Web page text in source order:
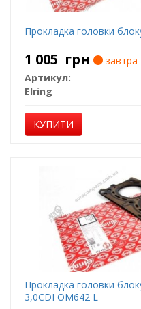
Прокладка головки
1 005 грн
завтра
Артикул:
Elring
КУПИТИ
Прокладка головки
3,0CDI OM642 L